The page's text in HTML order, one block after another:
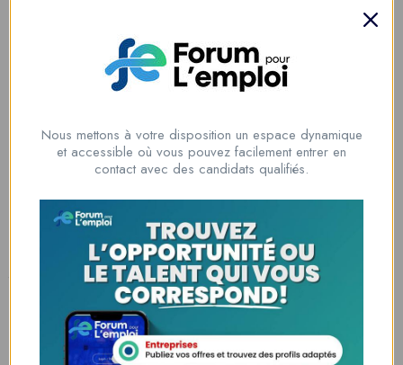
Nous contacter
00228 91917788
la solution idéale pour tous ceux qui cherchent à se connecter au
monde du travail. Que vous soyez à la recherche d’une nouvelle
opportunité professionnelle ou que vous souhaitiez recruter les meilleurs
Lome, Togo
fpe@forumpouremploi.com / 0022891917788
Nous mettons à votre disposition un espace dynamique
et accessible où vous pouvez facilement entrer en
contact avec des candidats qualifiés.